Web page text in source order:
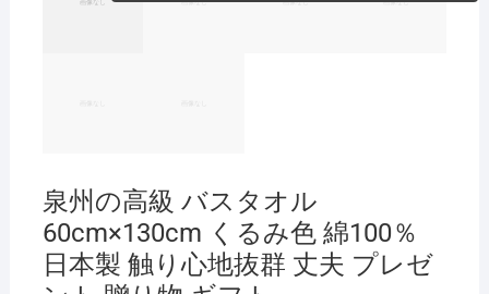
泉州の高級 バスタオル
60cm×130cm くるみ色 綿100％
日本製 触り心地抜群 丈夫 プレゼ